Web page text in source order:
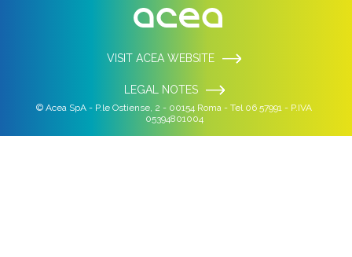
VISIT ACEA WEBSITE
LEGAL NOTES
© Acea SpA - P.le Ostiense, 2 - 00154 Roma - Tel 06 57991 - P.IVA
05394801004